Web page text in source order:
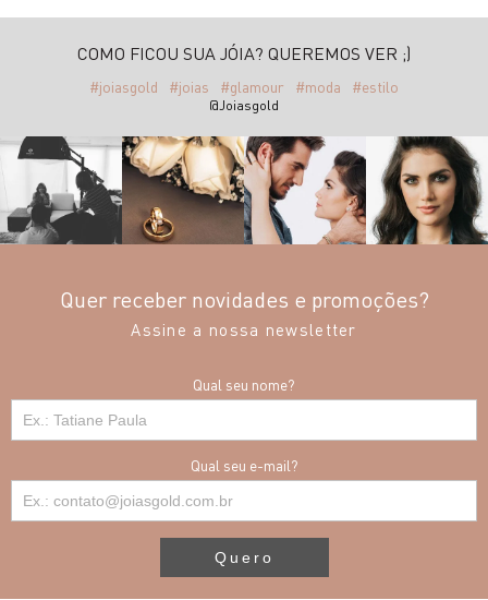
COMO FICOU SUA JÓIA? QUEREMOS VER ;)
#joiasgold #joias #glamour #moda #estilo
@Joiasgold
Quer receber novidades e promoções?
Assine a nossa newsletter
Qual seu nome?
Qual seu e-mail?
Quero